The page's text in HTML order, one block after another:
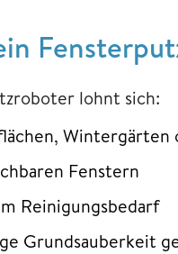
lohnt sich:
Fenstern
Reinigungsbedarf
Grundsauberkeit